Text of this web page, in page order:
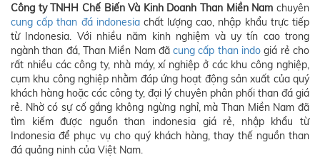
Công ty TNHH Chế Biến Và Kinh Doanh Than Miền Nam chuyên
cung cấp than đá indonesiachất lượng cao, nhập khẩu trực tiếp
từ Indonesia. Với nhiều năm kinh nghiệm và uy tín cao trong
ngành than đá, Than Miền Nam đãcung cấp than indo giá rẻ cho
rất nhiều các công ty, nhà máy, xí nghiệp ở các khu công nghiệp,
cụm khu công nghiệp nhằm đáp ứng hoạt động sản xuất của quý
khách hàng hoặc các công ty, đại lý chuyên phân phối than đá giá
rẻ. Nhờ có sự cố gắng không ngừng nghỉ, mà Than Miền Nam đã
tìm kiếm được nguồn than indonesia giá rẻ, nhập khẩu từ
Indonesia để phục vụ cho quý khách hàng, thay thế nguồn than
đá quảng ninh của Việt Nam.